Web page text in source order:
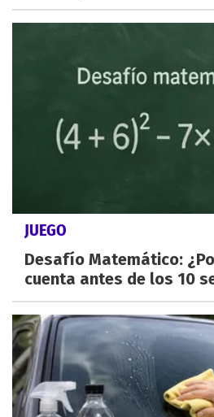
JUEGO
Desafío Matemático:
cuenta antes de los 10